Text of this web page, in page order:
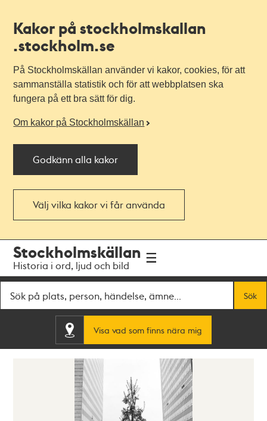
Kakor på stockholmskallan
.stockholm.se
På Stockholmskällan använder vi kakor, cookies, för att
sammanställa statistik och för att webbplatsen ska
fungera på ett bra sätt för dig.
Om kakor på Stockholmskällan
Godkänn alla kakor
Välj vilka kakor vi får använda
navigationen
huvudinnehållet
Stockholmskällan
Historia i ord, ljud och bild
Sök
Visa vad som finns nära mig